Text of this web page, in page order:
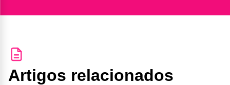
Artigos relacionados